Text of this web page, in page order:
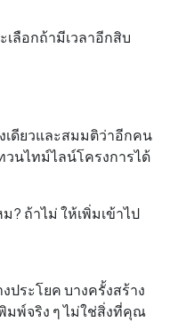
ลือกถ้ามีเวลาอีกสิบ
ดียวและสมมติว่าอีกคน
วนไทม์ไลน์โครงการได้
ถ้าไม่ ให้เพิ่มเข้าไป
ระโยค บางครั้งสร้าง
มพ์จริง ๆ ไม่ใช่สิ่งที่คุณ